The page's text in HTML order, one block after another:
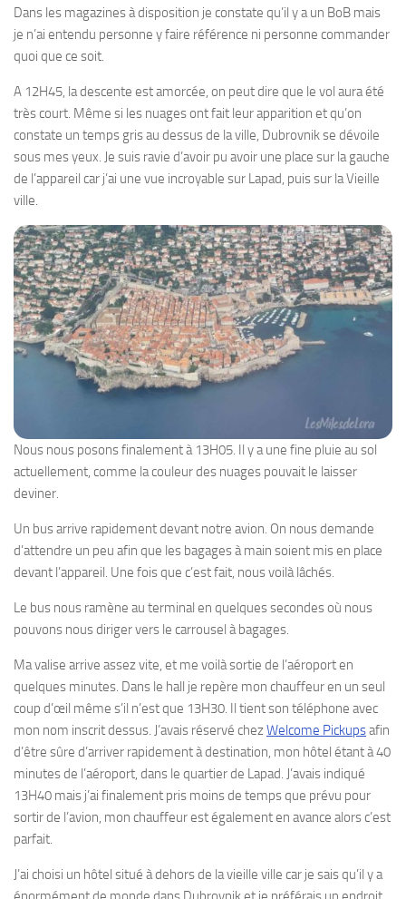
Dans les magazines à disposition je constate qu’il y a un BoB mais
je n’ai entendu personne y faire référence ni personne commander
quoi que ce soit.
A 12H45, la descente est amorcée, on peut dire que le vol aura été
très court. Même si les nuages ont fait leur apparition et qu’on
constate un temps gris au dessus de la ville, Dubrovnik se dévoile
sous mes yeux. Je suis ravie d’avoir pu avoir une place sur la gauche
de l’appareil car j’ai une vue incroyable sur Lapad, puis sur la Vieille
ville.
Nous nous posons finalement à 13H05. Il y a une fine pluie au sol
actuellement, comme la couleur des nuages pouvait le laisser
deviner.
Un bus arrive rapidement devant notre avion. On nous demande
d’attendre un peu afin que les bagages à main soient mis en place
devant l’appareil. Une fois que c’est fait, nous voilà lâchés.
Le bus nous ramène au terminal en quelques secondes où nous
pouvons nous diriger vers le carrousel à bagages.
Ma valise arrive assez vite, et me voilà sortie de l’aéroport en
quelques minutes. Dans le hall je repère mon chauffeur en un seul
coup d’œil même s’il n’est que 13H30. Il tient son téléphone avec
mon nom inscrit dessus. J’avais réservé chezWelcome Pickupsafin
d’être sûre d’arriver rapidement à destination, mon hôtel étant à 40
minutes de l’aéroport, dans le quartier de Lapad. J’avais indiqué
13H40 mais j’ai finalement pris moins de temps que prévu pour
sortir de l’avion, mon chauffeur est également en avance alors c’est
parfait.
J’ai choisi un hôtel situé à dehors de la vieille ville car je sais qu’il y a